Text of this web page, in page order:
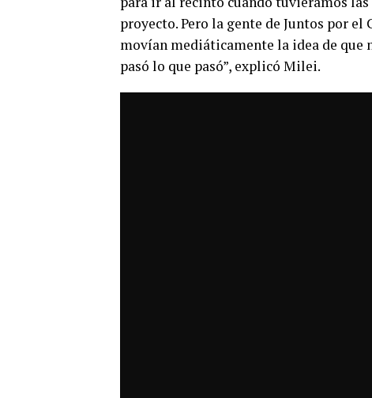
proyecto. Pero la gente de Juntos por
movían mediáticamente la idea de que
pasó lo que pasó”, explicó Milei.